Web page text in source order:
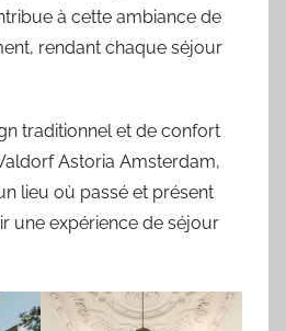
à cette ambiance de
rendant chaque séjour
traditionnel et de confort
Astoria Amsterdam,
lieu où passé et présent
une expérience de séjour